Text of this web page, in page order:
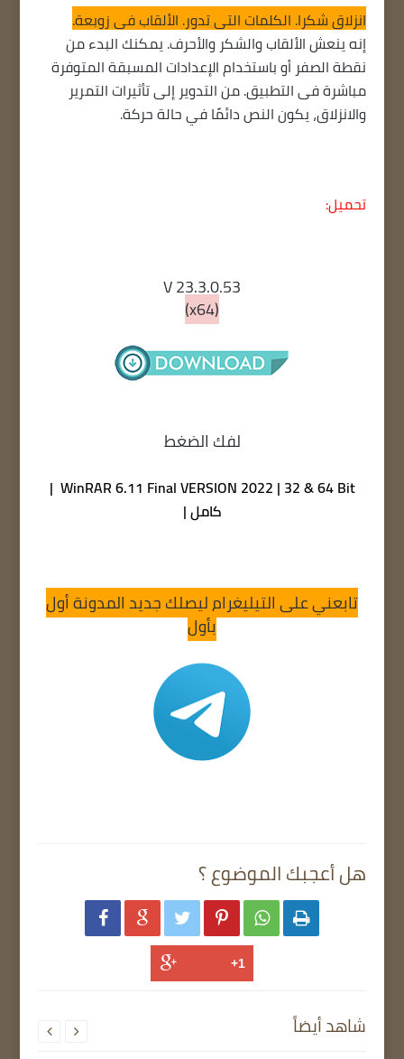
انزلاق شكرا. الكلمات التي تدور. الألقاب في زوبعة.
إنه ينعش الألقاب والشكر والأحرف. يمكنك البدء من
نقطة الصفر أو باستخدام الإعدادات المسبقة المتوفرة
مباشرة في التطبيق. من التدوير إلى تأثيرات التمرير
والانزلاق، يكون النص دائمًا في حالة حركة.
تحميل:
V 23.3.0.53
(x64)
لفك الضغط
WinRAR 6.11 Final VERSION 2022 | 32 & 64 Bit |
كامل |
تابعني على التيليغرام ليصلك جديد المدونة أول
بأول
هل أعجبك الموضوع ؟
     
شاهد أيضاً  